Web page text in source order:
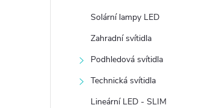
Solární lampy LED
Zahradní svítidla
Podhledová svítidla
Technická svítidla
Lineární LED - SLIM